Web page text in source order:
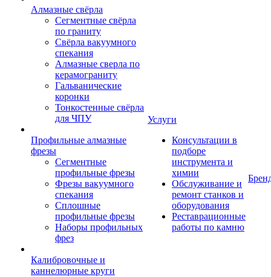
Алмазные свёрла
Сегментные свёрла
по граниту
Свёрла вакуумного
спекания
Алмазные сверла по
керамограниту
Гальванические
коронки
Тонкостенные свёрла
для ЧПУ
Профильные алмазные
фрезы
Сегментные
профильные фрезы
Фрезы вакуумного
спекания
Сплошные
профильные фрезы
Наборы профильных
фрез
Калибровочные и
каннелюрные круги
Услуги
Консультации в
подборе
инструмента и
химии
Обслуживание и
ремонт станков и
оборудования
Реставрационные
работы по камню